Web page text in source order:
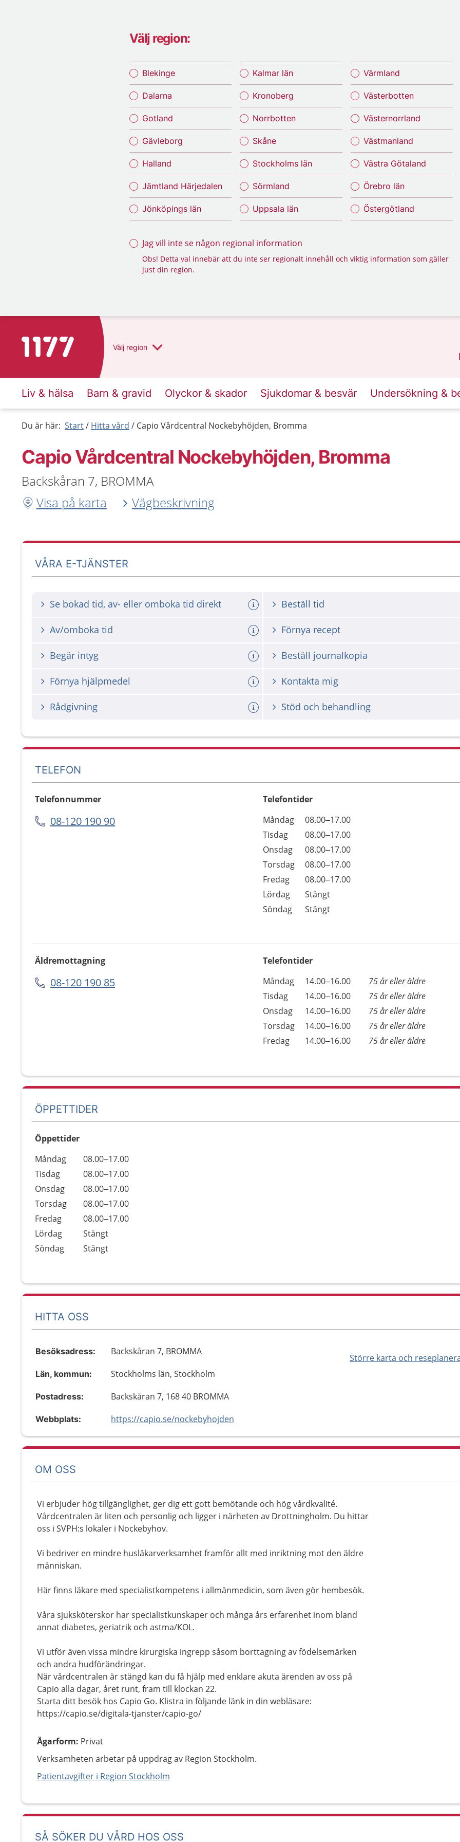
Välj region:
Blekinge
Dalarna
Gotland
Gävleborg
Halland
Jämtland Härjedalen
Jönköpings län
Kalmar län
Kronoberg
Norrbotten
Skåne
Stockholms län
Sörmland
Uppsala län
Värmland
Västerbotten
Västernorrland
Västmanland
Västra Götaland
Örebro län
Östergötland
Jag vill inte se någon regional information
Obs! Detta val innebär att du inte ser regionalt innehåll och viktig information som gäller
just din region.
Till startsidan för 1177 Välj region
Liv & hälsa Barn & gravid Olyckor & skador Sjukdomar & besvär Undersökning &
Du är här: Start Hitta vård Capio Vårdcentral Nockebyhöjden, Bromma
Capio Vårdcentral Nockebyhöjden, Bromma
Backskåran 7, BROMMA
Visa på karta
Vägbeskrivning
VÅRA E-TJÄNSTER
Se bokad tid, av- eller omboka tid direkt Beställ tid
Av/omboka tid Förnya recept
Begär intyg Beställ journalkopia
Förnya hjälpmedel Kontakta mig
Rådgivning Stöd och behandling
TELEFON
Telefonnummer
08-120 190 90
Telefontider
Dag
Öppettider
Kommentarer
Måndag
08.00–17.00
Tisdag
08.00–17.00
Onsdag
08.00–17.00
Torsdag
08.00–17.00
Fredag
08.00–17.00
Lördag
Stängt
Söndag
Stängt
Äldremottagning
08-120 190 85
Telefontider
Dag
Öppettider
Kommentarer
Måndag 14.00–16.00
75 år eller äldre
Tisdag
14.00–16.00
75 år eller äldre
Onsdag
14.00–16.00
75 år eller äldre
Torsdag
14.00–16.00
75 år eller äldre
Fredag
14.00–16.00 75 år eller äldre
ÖPPETTIDER
Öppettider
Dag
Öppettider
Kommentarer
Måndag
08.00–17.00
Tisdag
08.00–17.00
Onsdag
08.00–17.00
Torsdag
08.00–17.00
Fredag
08.00–17.00
Lördag
Stängt
Söndag
Stängt
HITTA OSS
Större karta och
Besöksadress: Backskåran 7, BROMMA
Län, kommun: Stockholms län, Stockholm
Postadress: Backskåran 7, 168 40 BROMMA
Webbplats: https://capio.se/nockebyhojden
OM OSS
Vi erbjuder hög tillgänglighet, ger dig ett gott bemötande och hög vårdkvalité.
Vårdcentralen är liten och personlig och ligger i närheten av Drottningholm. Du hittar
oss i SVPH:s lokaler i Nockebyhov.
Vi bedriver en mindre husläkarverksamhet framför allt med inriktning mot den äldre
människan.
Här finns läkare med specialistkompetens i allmänmedicin, som även gör hembesök.
Våra sjuksköterskor har specialistkunskaper och många års erfarenhet inom bland
annat diabetes, geriatrik och astma/KOL.
Vi utför även vissa mindre kirurgiska ingrepp såsom borttagning av födelsemärken
och andra hudförändringar.
När vårdcentralen är stängd kan du få hjälp med enklare akuta ärenden av oss på
Capio alla dagar, året runt, fram till klockan 22.
Starta ditt besök hos Capio Go. Klistra in följande länk in din webläsare:
https://capio.se/digitala-tjanster/capio-go/
Ägarform: Privat
Verksamheten arbetar på uppdrag av Region Stockholm.
Patientavgifter i Region Stockholm
SÅ SÖKER DU VÅRD HOS OSS